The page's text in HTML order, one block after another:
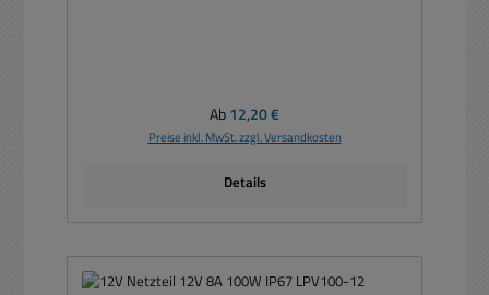
Regulärer Preis:
Ab12,20 €
Preise inkl. MwSt. zzgl. Versandkosten
Details